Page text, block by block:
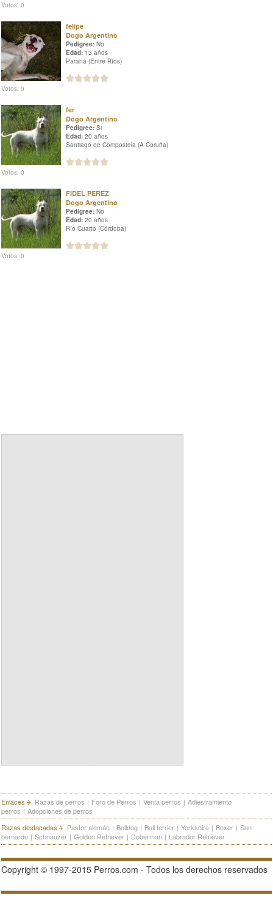
Votos: 0
felipe
Dogo Argentino
Pedigree: No
Edad: 13 años
Paraná (Entre Ríos)
Votos: 0
fer
Dogo Argentino
Pedigree: Si
Edad: 20 años
Santiago de Compostela (A Coruña)
Votos: 0
FIDEL PEREZ
Dogo Argentino
Pedigree: No
Edad: 20 años
Río Cuarto (Córdoba)
Votos: 0
Enlaces Razas de perros | Foro de Perros | Venta perros | Adiestramiento
perros | Adopciones de perros
Razas destacadas
Pastor alemán | Bulldog | Bull terrier | Yorkshire | Boxer | San
bernardo | Schnauzer | Golden Retriever | Doberman | Labrador Retriever
Copyright © 1997-2015 Perros.com - Todos los derechos reservados